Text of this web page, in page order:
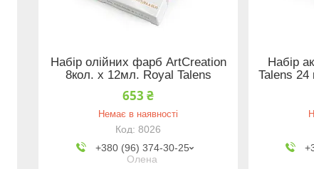
Набір олійних фарб ArtCreation
8кол. х 12мл. Royal Talens
653 ₴
Немає в наявності
8026
+380 (96) 374-30-25
Олена
Набір
Talens